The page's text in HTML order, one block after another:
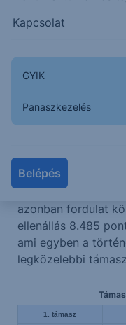
Kapcsolat
GYIK
Panaszkezelés
Belépés
Fordulatot mutat a
emelkedő
azonban fordulat
ellenállás 8.485
ami egyben a
legközelebbi
1. támasz